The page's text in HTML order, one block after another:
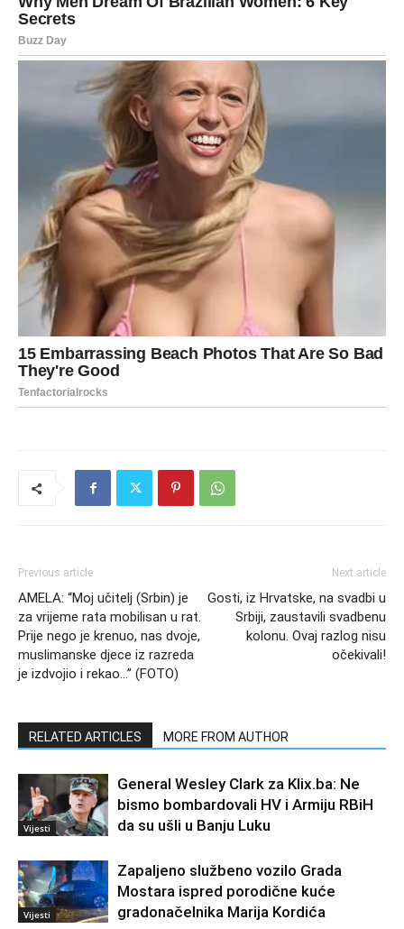
Previous article
AMELA: “Moj učitelj (Srbin) je
za vrijeme rata mobilisan u rat.
Prije nego je krenuo, nas dvoje,
muslimanske djece iz razreda
je izdvojio i rekao…” (FOTO)
Next article
Gosti, iz Hrvatske, na svadbi u
Srbiji, zaustavili svadbenu
kolonu. Ovaj razlog nisu
očekivali!
RELATED ARTICLES MORE FROM AUTHOR
Vijesti
General Wesley Clark za Klix.ba: Ne
bismo bombardovali HV i Armiju RBiH
da su ušli u Banju Luku
Vijesti
Zapaljeno službeno vozilo Grada
Mostara ispred porodične kuće
gradonačelnika Marija Kordića